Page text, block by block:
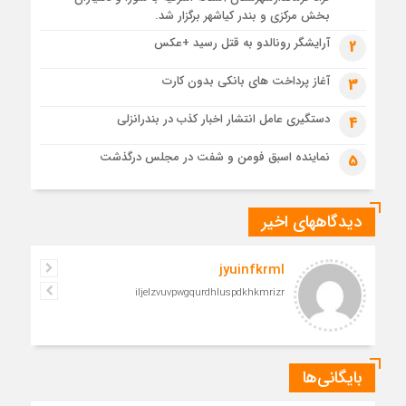
رهبرشهید
مراسم تشییع پیکر رهبر شهید در قم به پایان رسید
بخش مرکزی و بندر کیاشهر برگزار شد.
2 آرایشگر رونالدو به قتل رسید +عکس
3 آغاز پرداخت های بانکی بدون کارت
4 دستگیری عامل انتشار اخبار کذب در بندرانزلی
5 نماینده اسبق فومن و شفت در مجلس درگذشت
دیدگاههای اخیر
jyuinfkrml
iljelzvuvpwgqurdhluspdkhkmrizr
بایگانی‌ها